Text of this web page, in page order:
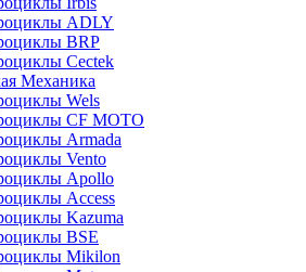
ADLY
BRP
Cectek
Механика
Wels
CF MOTO
Armada
Vento
Apollo
Access
Kazuma
BSE
Mikilon